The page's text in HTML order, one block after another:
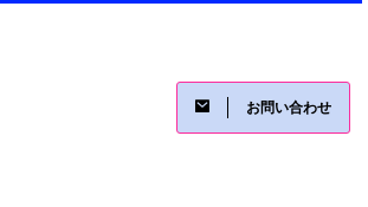
お問い合わせ